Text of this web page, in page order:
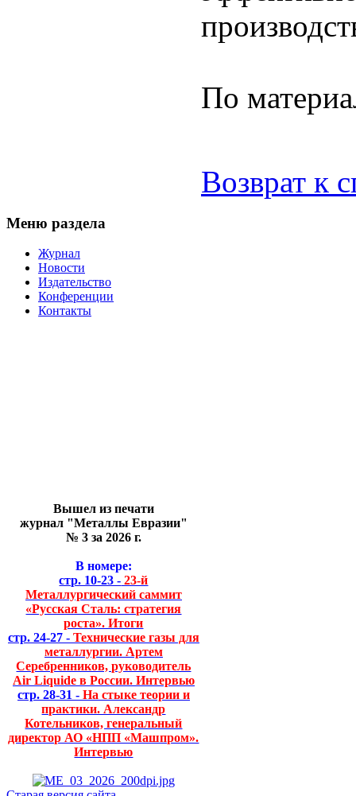
По
Возврат к
Меню раздела
Журнал
Новости
Издательство
Конференции
Контакты
Вышел из печати
журнал "Металлы Евразии"
№ 3 за 2026 г.
В номере:
стр. 10-23 - 23-й
Металлургический саммит
«Русская Сталь: стратегия
роста». Итоги
стр. 24-27 - Технические газы для
металлургии. Артем
Серебренников, руководитель
Air Liquide в России. Интервью
стр. 28-31 - На стыке теории и
практики. Александр
Котельников, генеральный
директор АО «НПП «Машпром».
Интервью